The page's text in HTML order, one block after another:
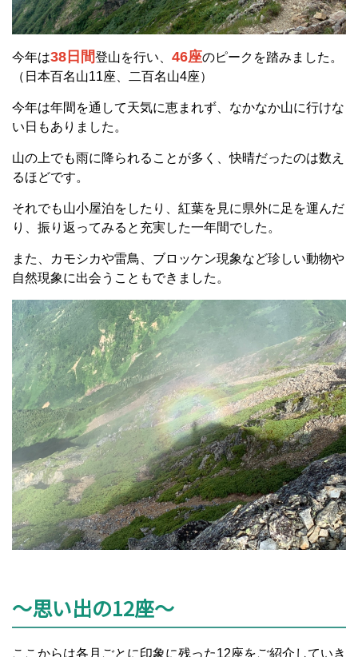
今年は38日間登山を行い、 46座のピークを踏みました。
（日本百名山11座、二百名山4座）
今年は年間を通して天気に恵まれず、なかなか山に行けな
い日もありました。
山の上でも雨に降られることが多く、快晴だったのは数え
るほどです。
それでも山小屋泊をしたり、紅葉を見に県外に足を運んだ
り、振り返ってみると充実した一年間でした。
また、カモシカや雷鳥、ブロッケン現象など珍しい動物や
自然現象に出会うこともできました。
～思い出の12座～
ここからは各月ごとに印象に残った12座をご紹介していき